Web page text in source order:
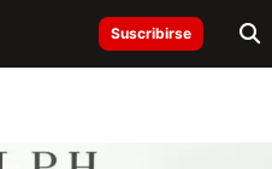
Suscribirse